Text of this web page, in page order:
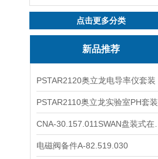
点击更多分类
新品推荐
PSTAR2120奥立龙电导率仪套装
PSTAR2110奥立龙实验室PH套装
电磁阀备件A-82.519.030